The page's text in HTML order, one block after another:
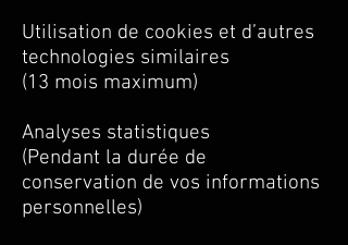
Utilisation de cookies et d’autres
technologies similaires
(13 mois maximum)
Analyses statistiques
(Pendant la durée de
conservation de vos informations
personnelles)